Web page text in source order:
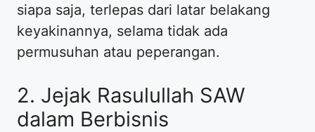
siapa saja, terlepas dari latar belakang
keyakinannya, selama tidak ada
permusuhan atau peperangan.
​2. Jejak Rasulullah SAW
dalam Berbisnis